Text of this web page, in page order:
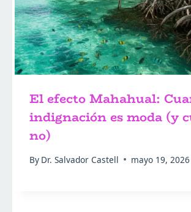
El efecto Mahahual:
indignación es moda (y
no)
By Dr. Salvador Castell mayo 19, 2026